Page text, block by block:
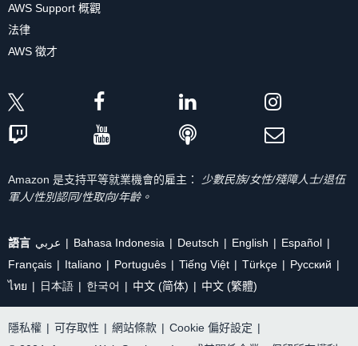
AWS Support 概觀
法律
AWS 徵才
Amazon 是支持平等就業機會的雇主：
少數民族/女性/殘障人士/退伍
軍人/性別認同/性取向/年齡。
語言 عربي Bahasa Indonesia Deutsch English
Español
Français
Italiano Português Tiếng Việt Türkçe
Ρусский
ไทย
日本語 한국어 中文 (简体) 中文 (繁體)
隱私權 | 可存取性 | 網站條款 | Cookie 偏好設定 |